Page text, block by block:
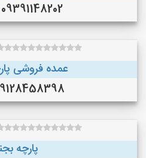
09391148202 (زنجان )
عمده فروشی
09128458398
پارچه